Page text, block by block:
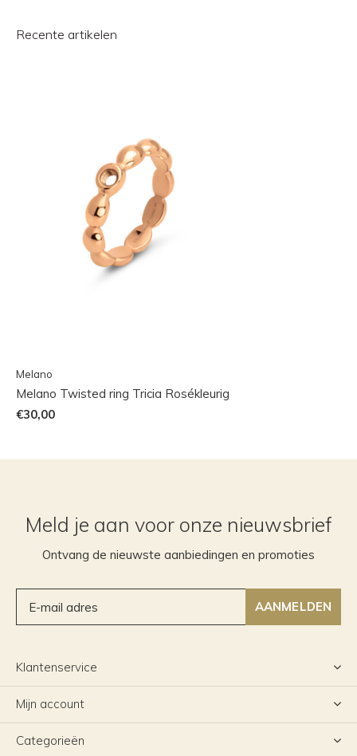
Recente artikelen
Melano
Melano Twisted ring Tricia Rosékleurig
€30,00
Meld je aan voor onze nieuwsbrief
Ontvang de nieuwste aanbiedingen en promoties
AANMELDEN
Klantenservice
Mijn account
Categorieën